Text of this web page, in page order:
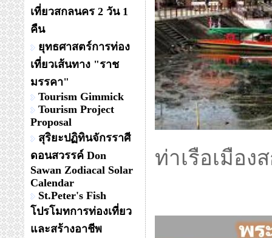
เที่ยวสกลนคร 2 วัน 1
คืน
ยุทธศาสตร์การท่อง
เที่ยวเส้นทาง "ราช
มรรคา"
Tourism Gimmick
Tourism Project
Proposal
สุริยะปฏิทินจักรราศี
ดอนสวรรค์ Don
Sawan Zodiacal Solar
Calendar
St.Peter's Fish
โปรโมทการท่องเที่ยว
และสร้างอาชีพ
ท่าเรือเมือง